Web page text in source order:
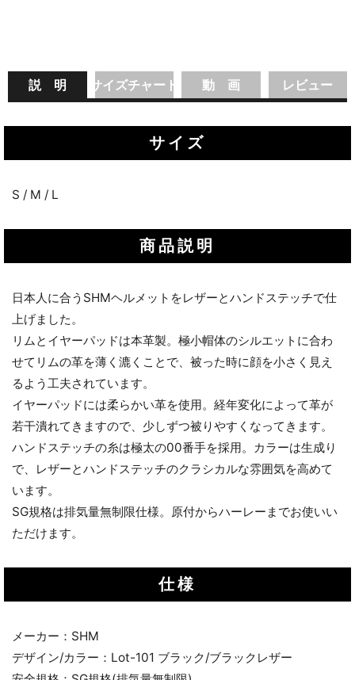
説 明 サイズチャート 動 画 レビュー
サイズ
S / M / L
商品説明
日本人に合うSHMヘルメットをレザーとハンドステッチで仕
上げました。
リムとイヤーパッドは本革製。極小帽体のシルエットに合わ
せてリムの革を薄く漉くことで、被った時に顔を小さく見え
るよう工夫されています。
イヤーパッドには柔らかい革を使用。経年変化によって革が
若干潰れてきますので、少しずつ被りやすくなってきます。
ハンドステッチの糸は極太の00番手を採用。カラーは生成り
で、レザーとハンドステッチのクラシカルな雰囲気を高めて
います。
SG規格は排気量無制限仕様。原付からハーレーまでお使いい
ただけます。
仕様
メーカー：SHM
デザイン/カラー：Lot-101 ブラック/ブラックレザー